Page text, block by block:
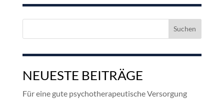
Suchen
NEUESTE BEITRÄGE
Für eine gute psychotherapeutische Versorgung